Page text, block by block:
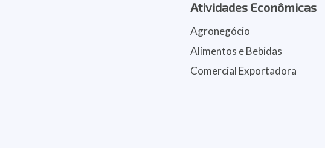
Atividades Econômicas
Agronegócio
Alimentos e Bebidas
Comercial Exportadora